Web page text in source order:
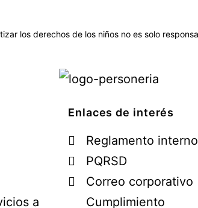
los derechos de los niños no es solo
a
Enlaces de interés
Reglamento interno
PQRSD
Correo corporativo
Cumplimiento